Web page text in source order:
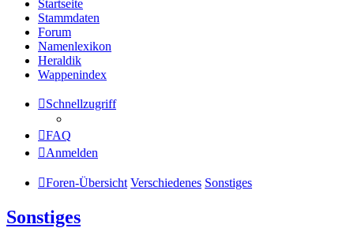
Startseite
Stammdaten
Forum
Namenlexikon
Heraldik
Wappenindex
Schnellzugriff
FAQ
Anmelden
Foren-Übersicht Verschiedenes Sonstiges
Sonstiges